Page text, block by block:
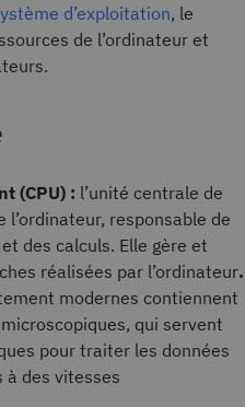
d’exploitation, le
de l’ordinateur et
(CPU) : l’unité centrale de
responsable de
des calculs. Elle gère et
réalisées par l’ordinateur.
modernes contiennent
qui servent
pour traiter les données
des vitesses